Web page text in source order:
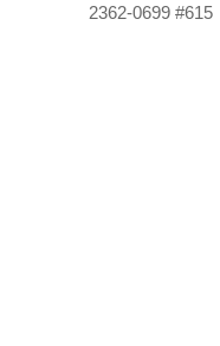
2362-0699 #615